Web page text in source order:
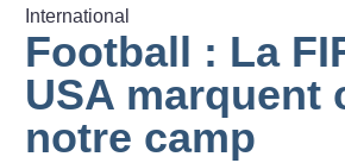
International
Football : La
USA marquent
notre camp